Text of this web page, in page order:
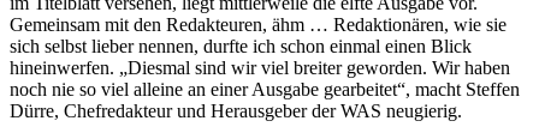
Gemeinsam mit den Redakteuren, ähm … Redaktionären, wie sie
sich selbst lieber nennen, durfte ich schon einmal einen Blick
hineinwerfen. „Diesmal sind wir viel breiter geworden. Wir haben
noch nie so viel alleine an einer Ausgabe gearbeitet“, macht Steffen
Dürre, Chefredakteur und Herausgeber der WAS neugierig.